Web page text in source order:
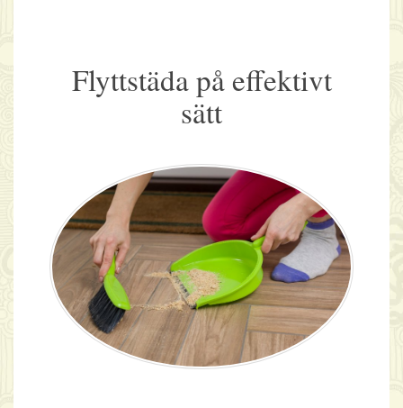
Flyttstäda på effektivt
sätt